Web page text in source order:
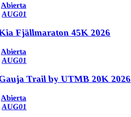
Abierta
AUG01
Fjällmaraton 45K 2026
Abierta
AUG01
Trail by UTMB 20K 2026
Abierta
AUG01